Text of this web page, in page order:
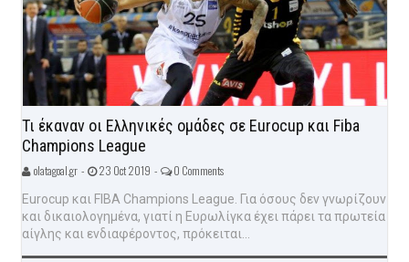
Τι έκαναν οι Ελληνικές ομάδες σε Eurocup και Fiba
Champions League
olatagoal.gr - 23 Oct 2019 - 0 Comments
Eurocup και FIBA Champions League. Για όσους δεν γνωρίζουν
και δικαιολογημένα, γιατί η Ευρωλίγκα έχει πάρει τα πρωτεία
αίγλης και ενδιαφέροντος, πρόκειται...